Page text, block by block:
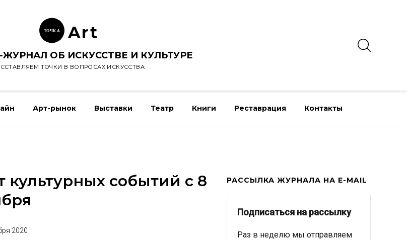
ТОЧК А Art
ЖУРНАЛ ОБ ИСКУССТВЕ И КУЛЬТУРЕ
ТОЧКИ В ВОПРОСАХ ИСКУССТВА
Арт-рынок Выставки Театр Книги Реставрация Контакты
культурных событий с 8
2020
РАССЫЛКА ЖУРНАЛА НА E-MAIL
Подписаться на рассылку
Раз в неделю мы отправляем